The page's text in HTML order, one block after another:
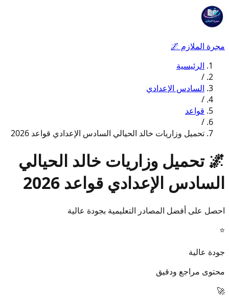
مجرة الملازم 🌌
الرئيسية
/
السادس الإعدادي
/
قواعد
/
تحميل وزاريات خالد الحيالي السادس الإعدادي قواعد 2026
🌌 تحميل وزاريات خالد الحيالي
السادس الإعدادي قواعد 2026
احصل على أفضل المصادر التعليمية بجودة عالية
⭐
جودة عالية
محتوى مراجع ودقيق
🚀